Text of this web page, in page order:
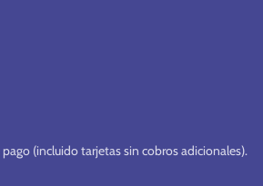
(incluido tarjetas sin cobros adicionales).